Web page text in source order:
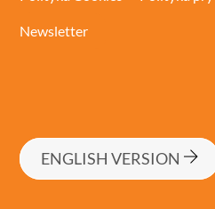
Newsletter
ENGLISH VERSION